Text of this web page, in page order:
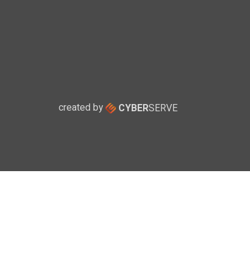
created by CYBERSERVE